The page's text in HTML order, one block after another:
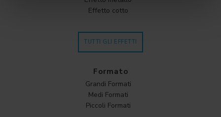
Effetto cotto
TUTTI GLI EFFETTI
Formato
Grandi Formati
Medi Formati
Piccoli Formati